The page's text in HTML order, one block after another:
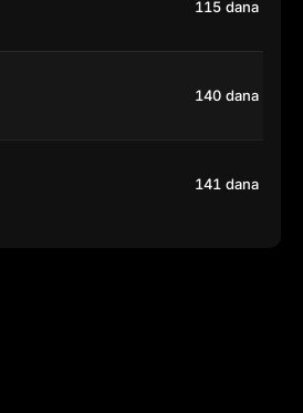
115 dana
140 dana
141 dana